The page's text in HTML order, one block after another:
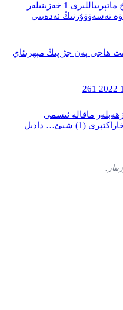
1
خەزىنىلەر
ۋە تەسەۋۋۇرنىڭ ئەدەبىي
ھاجى پەن جژ پىڭ مېھرىئاي
2022
261
ماقالە ئىسمى
(1) شىئ…
دادىل